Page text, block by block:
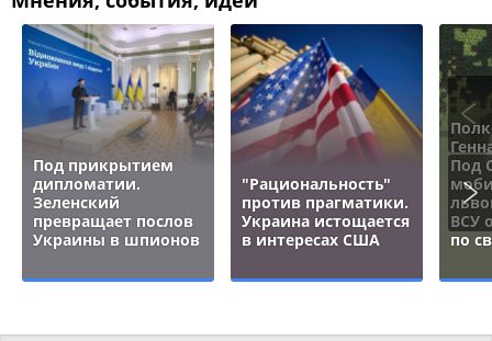
Под прикрытием
дипломатии.
Зеленский
превращает послов
Украины в шпионов
"Рациональность"
против прагматики.
Украина истощается
в интересах США
Под
ВСУ
по